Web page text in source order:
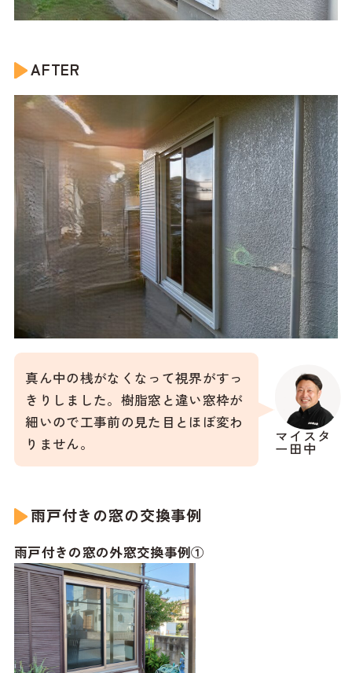
AFTER
マイスタ
ー田中
真ん中の桟がなくなって視界がすっ
きりしました。樹脂窓と違い窓枠が
細いので工事前の見た目とほぼ変わ
りません。
雨戸付きの窓の交換事例
雨戸付きの窓の外窓交換事例①